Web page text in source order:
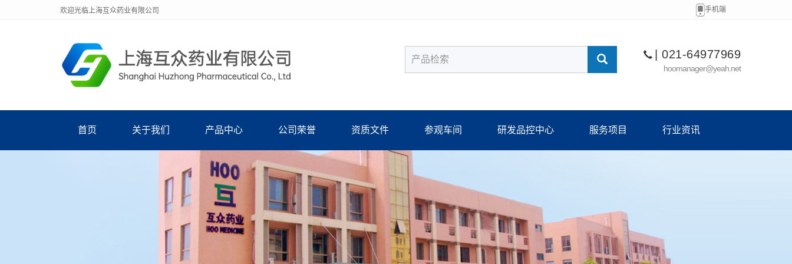
欢迎光临上海互众药业有限公司 手机端
| 021-64977969
hoomanager@yeah.net
首页 关于我们 产品中心 公司荣誉 资质文件 参观车间 研发品控中心 服务项目 行业资讯